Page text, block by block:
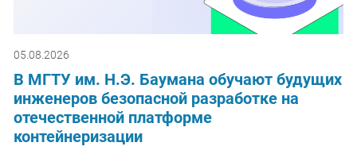
05.08.2026
В МГТУ им. Н.Э. Баумана обучают будущих
инженеров безопасной разработке на
отечественной платформе
контейнеризации